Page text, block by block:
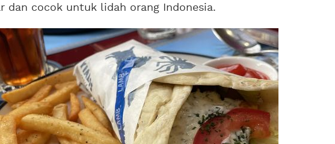
dan cocok untuk lidah orang Indonesia.